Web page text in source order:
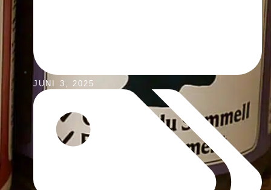
JUNI 3, 2025